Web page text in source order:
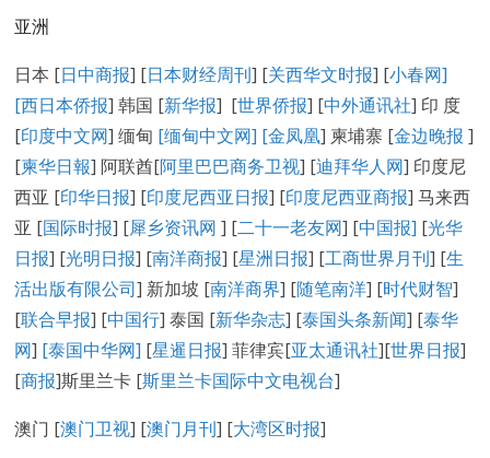
亚洲
日本 [日中商报] [日本财经周刊] [关西华文时报] [小春网]
[西日本侨报] 韩国 [新华报] [世界侨报] [中外通讯社] 印 度
[印度中文网] 缅甸 [缅甸中文网] [金凤凰] 柬埔寨 [金边晚报 ]
[柬华日報] 阿联酋[阿里巴巴商务卫视] [迪拜华人网] 印度尼
西亚 [印华日报] [印度尼西亚日报] [印度尼西亚商报] 马来西
亚 [国际时报] [犀乡资讯网 ] [二十一老友网] [中国报] [光华
日报] [光明日报] [南洋商报] [星洲日报] [工商世界月刊] [生
活出版有限公司] 新加坡 [南洋商界] [随笔南洋] [时代财智]
[联合早报] [中国行] 泰国 [新华杂志] [泰国头条新闻] [泰华
网] [泰国中华网] [星暹日报] 菲律宾[亚太通讯社][世界日报]
[商报]斯里兰卡 [斯里兰卡国际中文电视台]
澳门 [澳门卫视] [澳门月刊] [大湾区时报]